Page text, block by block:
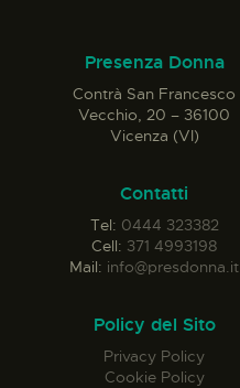
Presenza Donna
Contrà San Francesco
Vecchio, 20 – 36100
Vicenza (VI)
Contatti
Tel: 0444 323382
Cell: 371 4993198
Mail: info@presdonna.it
Policy del Sito
Privacy Policy
Cookie Policy